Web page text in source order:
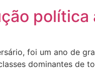
política
foi um ano de
dominantes de